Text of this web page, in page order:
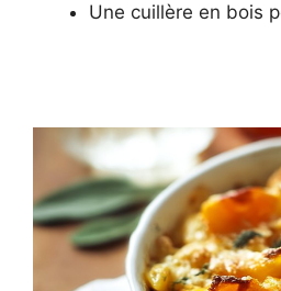
Une cuillère en bois